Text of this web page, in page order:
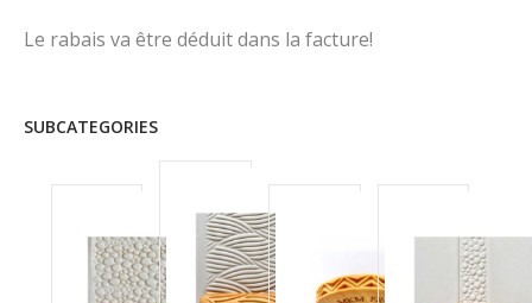
Le rabais va être déduit dans la facture!
SUBCATEGORIES